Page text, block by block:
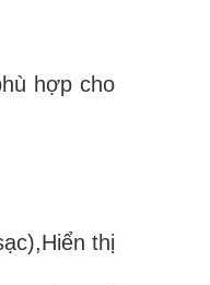
hợp cho
thị